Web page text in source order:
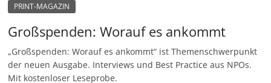
PRINT-MAGAZIN
Großspenden: Worauf es ankommt
„Großspenden: Worauf es ankommt“ ist Themenschwerpunkt
der neuen Ausgabe. Interviews und Best Practice aus NPOs.
Mit kostenloser Leseprobe.